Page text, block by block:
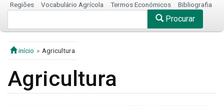
Regiões Vocabulário Agrícola Termos Económicos Bibliografia
Procurar
início Agricultura
Agricultura